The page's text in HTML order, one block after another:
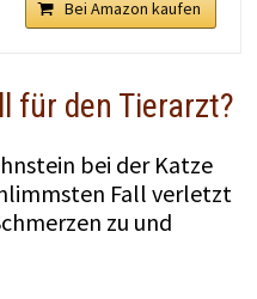
Bei Amazon kaufen
für den Tierarzt?
bei der Katze
Fall verletzt
zu und